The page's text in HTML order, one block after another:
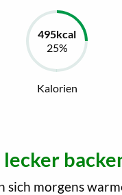
Kalorien
lecker
sich morgens